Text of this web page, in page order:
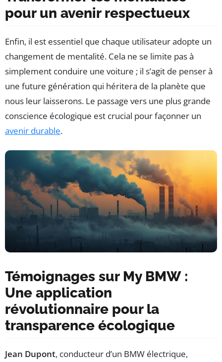
pour un avenir respectueux
Enfin, il est essentiel que chaque utilisateur adopte un
changement de mentalité. Cela ne se limite pas à
simplement conduire une voiture ; il s’agit de penser à
une future génération qui héritera de la planète que
nous leur laisserons. Le passage vers une plus grande
conscience écologique est crucial pour façonner un
avenir durable.
Témoignages sur My BMW :
Une application
révolutionnaire pour la
transparence écologique
Jean Dupont, conducteur d’un BMW électrique,